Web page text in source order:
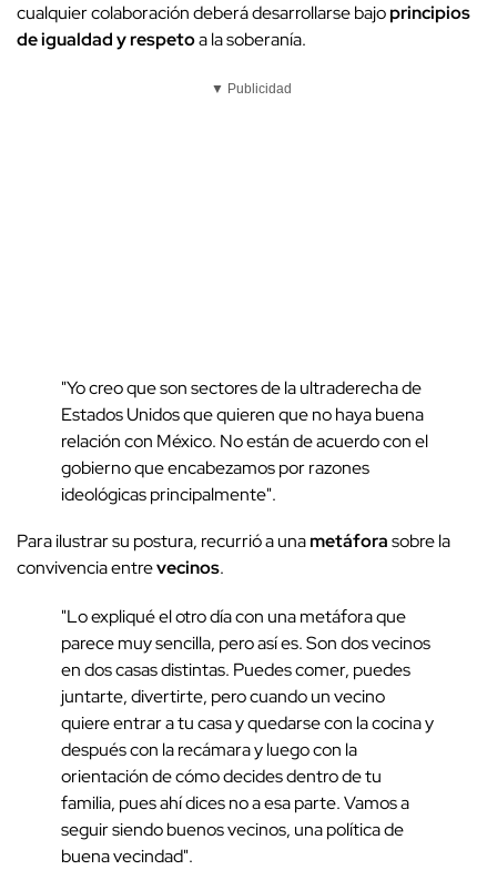
cualquier colaboración deberá desarrollarse bajoprincipios
de igualdad y respetoa la soberanía.
▼ Publicidad
"Yo creo que son sectores de la ultraderecha de
Estados Unidos que quieren que no haya buena
relación con México. No están de acuerdo con el
gobierno que encabezamos por razones
ideológicas principalmente".
Para ilustrar su postura, recurrió a unametáforasobre la
convivencia entrevecinos.
"Lo expliqué el otro día con una metáfora que
parece muy sencilla, pero así es. Son dos vecinos
en dos casas distintas. Puedes comer, puedes
juntarte, divertirte, pero cuando un vecino
quiere entrar a tu casa y quedarse con la cocina y
después con la recámara y luego con la
orientación de cómo decides dentro de tu
familia, pues ahí dices no a esa parte. Vamos a
seguir siendo buenos vecinos, una política de
buena vecindad".